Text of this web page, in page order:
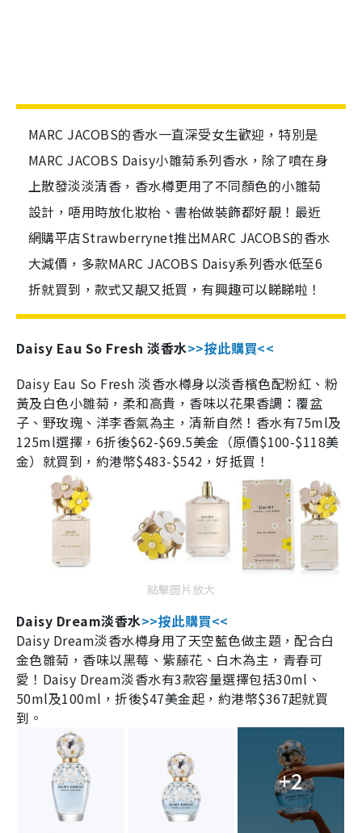
MARC JACOBS的香水一直深受女生歡迎，特別是
MARC JACOBS Daisy小雛菊系列香水，除了噴在身
上散發淡淡清香，香水樽更用了不同顏色的小雛菊
設計，唔用時放化妝枱、書枱做裝飾都好靚！最近
網購平店Strawberrynet推出MARC JACOBS的香水
大減價，多款MARC JACOBS Daisy系列香水低至6
折就買到，款式又靚又抵買，有興趣可以睇睇啦！
Daisy Eau So Fresh淡香水>>按此購買<<
Daisy Eau So Fresh淡香水樽身以淡香檳色配粉紅、粉
黃及白色小雛菊，柔和高貴，香味以花果香調：覆盆
子、野玫瑰、洋李香氣為主，清新自然！香水有75ml及
125ml選擇， 6折後$62-$69.5美金（原價$100-$118美
金）就買到，約港幣$483-$542 ，好抵買！
點擊圖片放大
Daisy Dream淡香水>>按此購買<<
Daisy Dream淡香水樽身用了天空藍色做主題，配合白
金色雛菊，香味以黑莓、紫藤花、白木為主，青春可
愛！ Daisy Dream淡香水有3款容量選擇包括30ml 、
50ml及100ml ，折後$47美金起，約港幣$367起就買
到。
+2